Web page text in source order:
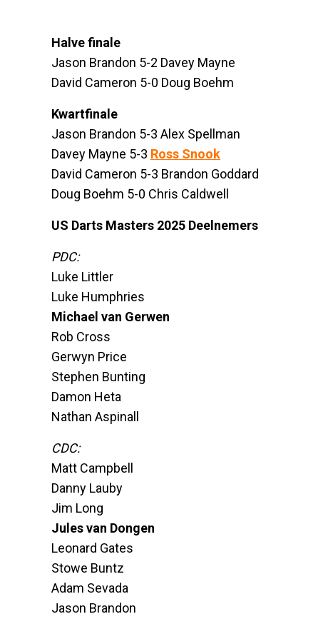
Halve finale
Jason Brandon 5-2 Davey Mayne
David Cameron 5-0 Doug Boehm
Kwartfinale
Jason Brandon 5-3 Alex Spellman
Davey Mayne 5-3 Ross Snook
David Cameron 5-3 Brandon Goddard
Doug Boehm 5-0 Chris Caldwell
US Darts Masters 2025 Deelnemers
PDC:
Luke Littler
Luke Humphries
Michael van Gerwen
Rob Cross
Gerwyn Price
Stephen Bunting
Damon Heta
Nathan Aspinall
CDC:
Matt Campbell
Danny Lauby
Jim Long
Jules van Dongen
Leonard Gates
Stowe Buntz
Adam Sevada
Jason Brandon